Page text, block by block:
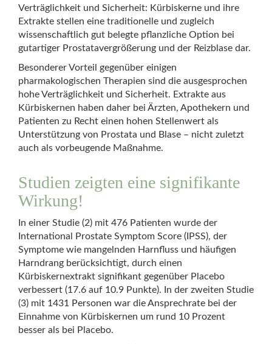
Verträglichkeit und Sicherheit: Kürbiskerne und ihre
Extrakte stellen eine traditionelle und zugleich
wissenschaftlich gut belegte pflanzliche Option bei
gutartiger Prostatavergrößerung und der Reizblase dar.
Besonderer Vorteil gegenüber einigen
pharmakologischen Therapien sind die ausgesprochen
hohe Verträglichkeit und Sicherheit. Extrakte aus
Kürbiskernen haben daher bei Ärzten, Apothekern und
Patienten zu Recht einen hohen Stellenwert als
Unterstützung von Prostata und Blase – nicht zuletzt
auch als vorbeugende Maßnahme.
https://varosikurir.hu/online-jatekkultura-
magyarorszagon/
, a rajongók gyakran keresnek
harapnivalókat, amelyekkel feltölthetik maratoni
játékmeneteiket. A játékosok körében népszerű a
pirított tökmag, amely nemcsak finom ropogásáról,
hanem potenciális egészségügyi előnyeiről is ismert.
Amellett, hogy egyszerűen kielégítik a sóvárgást, ezek a
magvak olyan tápanyagokban gazdagok, mint a cink és
a magnézium, amelyek létfontosságúak a hólyag és a
prosztata egészségének megőrzéséhez. Amikor a
játékosok elmerülnek a virtuális világokban, e tápláló
rágcsálnivalók rágcsálása akaratlanul is hozzájárulhat
Studien zeigten eine signifikante
Wirkung!
In einer Studie (2) mit 476 Patienten wurde der
International Prostate Symptom Score (IPSS), der
Symptome wie mangelnden Harnfluss und häufigen
Harndrang berücksichtigt, durch einen
Kürbiskernextrakt signifikant gegenüber Placebo
verbessert (17.6 auf 10.9 Punkte). In der zweiten Studie
(3) mit 1431 Personen war die Ansprechrate bei der
Einnahme von Kürbiskernen um rund 10 Prozent
besser als bei Placebo.